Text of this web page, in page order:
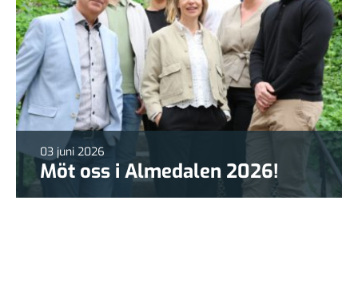
03 juni 2026
Möt oss i Almedalen 2026!